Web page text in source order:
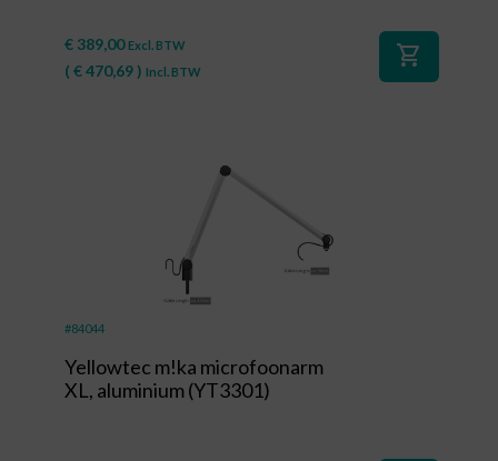
€ 389,00 Excl. BTW
( €470,69) Incl. BTW
shopping_cart
#84044
Yellowtec m!ka microfoonarm
XL, aluminium (YT3301)